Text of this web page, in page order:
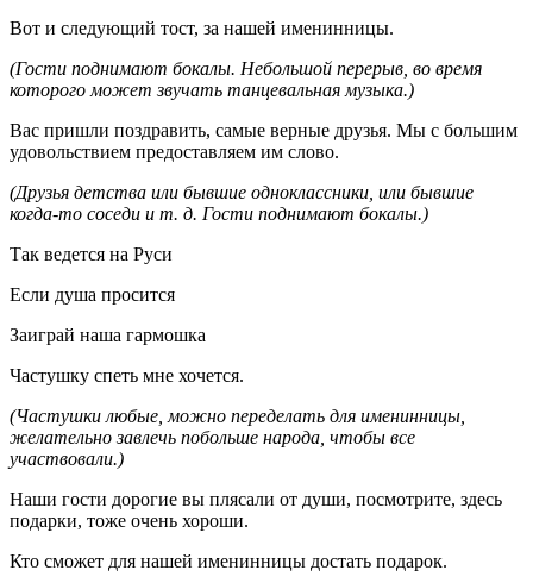
Вот и следующий тост, за нашей именинницы.
(Гости поднимают бокалы. Небольшой перерыв, во время
которого может звучать танцевальная музыка.)
Вас пришли поздравить, самые верные друзья. Мы с большим
удовольствием предоставляем им слово.
(Друзья детства или бывшие одноклассники, или бывшие
когда-то соседи и т. д. Гости поднимают бокалы.)
Так ведется на Руси
Если душа просится
Заиграй наша гармошка
Частушку спеть мне хочется.
(Частушки любые, можно переделать для именинницы,
желательно завлечь побольше народа, чтобы все
участвовали.)
Наши гости дорогие вы плясали от души, посмотрите, здесь
подарки, тоже очень хороши.
Кто сможет для нашей именинницы достать подарок.